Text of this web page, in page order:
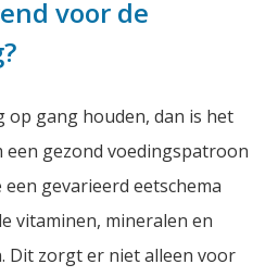
voor de
op gang houden, dan is het
gezond voedingspatroon
gevarieerd eetschema
vitaminen, mineralen en
Dit zorgt er niet alleen voor